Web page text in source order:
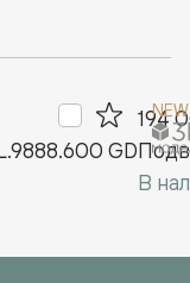
GD
NEW
194
В